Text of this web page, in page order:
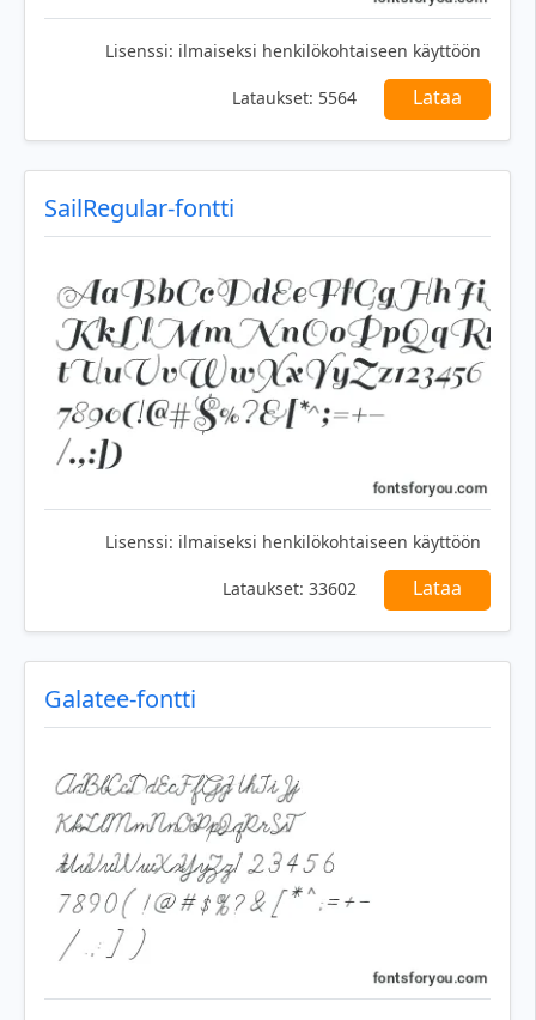
Lisenssi: ilmaiseksi henkilökohtaiseen käyttöön
Lataukset: 5564 Lataa
SailRegular-fontti
Lisenssi: ilmaiseksi henkilökohtaiseen käyttöön
Lataukset: 33602 Lataa
Galatee-fontti